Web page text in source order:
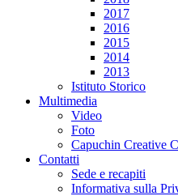
2017
2016
2015
2014
2013
Istituto Storico
Multimedia
Video
Foto
Capuchin Creative
Contatti
Sede e recapiti
Informativa sulla